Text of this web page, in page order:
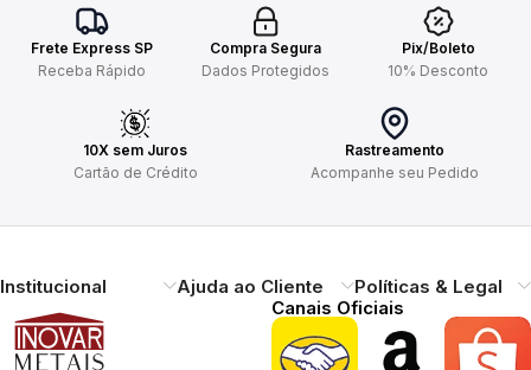
Frete Express SP
Receba Rápido
Compra Segura
Dados Protegidos
Pix/Boleto
10% Desconto
10X sem Juros
Cartão de Crédito
Rastreamento
Acompanhe seu Pedido
Institucional Ajuda ao Cliente Políticas & Legal
Canais Oficiais